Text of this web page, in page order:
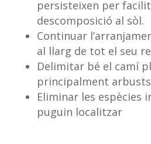
persisteixen per
descomposició al sòl.
Continuar
al llarg de tot el seu
Delimitar bé el camí
principalment
Eliminar les espècies
puguin localitzar